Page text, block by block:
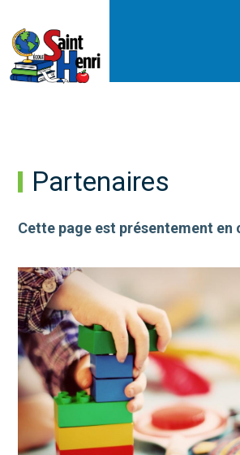
Partenaires
Cette page est présentement